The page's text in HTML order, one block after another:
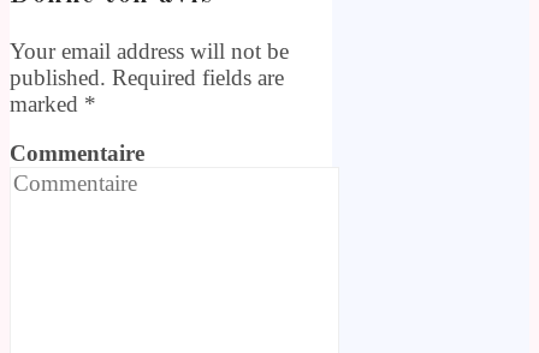
Your email address will not be
published. Required fields are
marked *
Commentaire